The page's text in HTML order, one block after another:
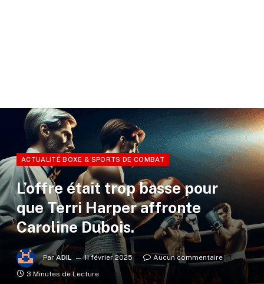
ACTUALITÉ BOXE & SPORTS DE COMBAT
L’offre était trop basse pour
que Terri Harper affronte
Caroline Dubois.
Par ADIL 11 février 2025
Aucun commentaire
3 Minutes de Lecture